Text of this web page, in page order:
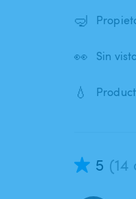
🤿
👀 Sin
💧
5 (14